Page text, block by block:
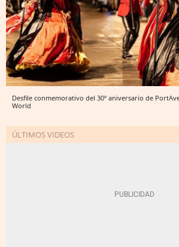
Desfile conmemorativo del 30º aniversario de
World